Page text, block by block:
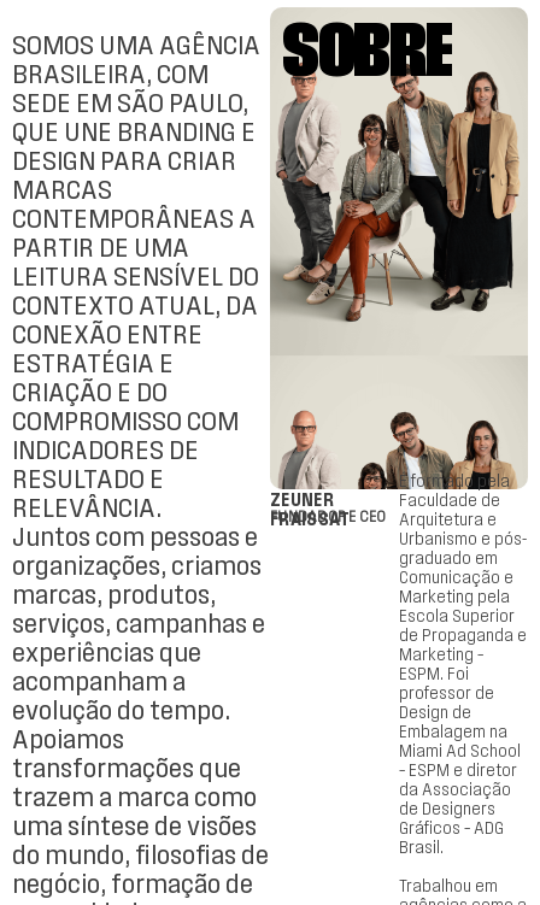
SOBRE
ZEUNER
FRAISSAT
FUNDADOR E CEO
É formado pela
Faculdade de
Arquitetura e
Urbanismo e pós-
graduado em
Comunicação e
Marketing pela
Escola Superior
de Propaganda e
Marketing –
ESPM. Foi
professor de
Design de
Embalagem na
Miami Ad School
– ESPM e diretor
da Associação
de Designers
Gráficos – ADG
Brasil.
Trabalhou em
SOMOS UMA AGÊNCIA
BRASILEIRA, COM
SEDE EM SÃO PAULO,
QUE UNE BRANDING E
DESIGN PARA CRIAR
MARCAS
CONTEMPORÂNEAS A
PARTIR DE UMA
LEITURA SENSÍVEL DO
CONTEXTO ATUAL, DA
CONEXÃO ENTRE
ESTRATÉGIA E
CRIAÇÃO E DO
COMPROMISSO COM
INDICADORES DE
RESULTADO E
RELEVÂNCIA.
Juntos com pessoas e
organizações, criamos
marcas, produtos,
serviços, campanhas e
experiências que
acompanham a
evolução do tempo.
Apoiamos
transformações que
trazem a marca como
uma síntese de visões
do mundo, filosofias de
negócio, formação de